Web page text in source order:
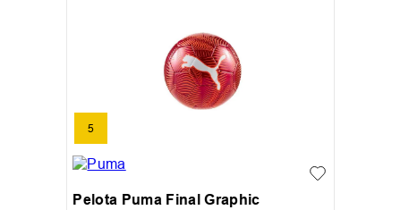
5
Pelota Puma Final Graphic